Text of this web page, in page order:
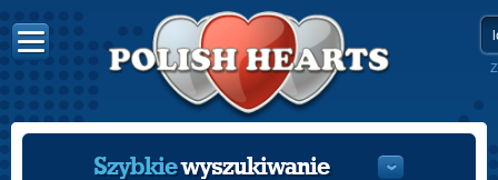
Szybkiewyszukiwanie